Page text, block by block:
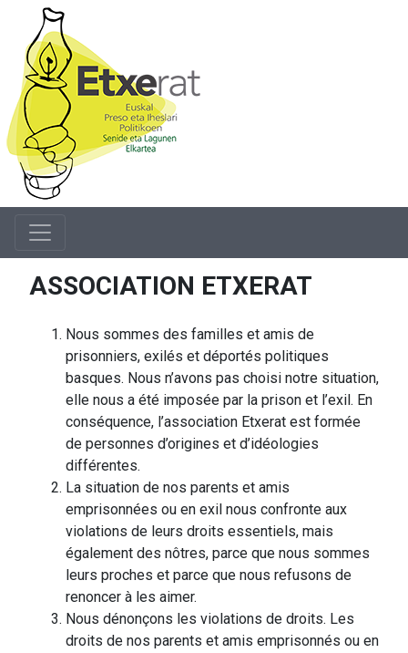
ASSOCIATION ETXERAT
Nous sommes des familles et amis de
prisonniers, exilés et déportés politiques
basques. Nous n’avons pas choisi notre situation,
elle nous a été imposée par la prison et l’exil. En
conséquence, l’association Etxerat est formée
de personnes d’origines et d’idéologies
différentes.
La situation de nos parents et amis
emprisonnées ou en exil nous confronte aux
violations de leurs droits essentiels, mais
également des nôtres, parce que nous sommes
leurs proches et parce que nous refusons de
renoncer à les aimer.
Nous dénonçons les violations de droits. Les
droits de nos parents et amis emprisonnés ou en